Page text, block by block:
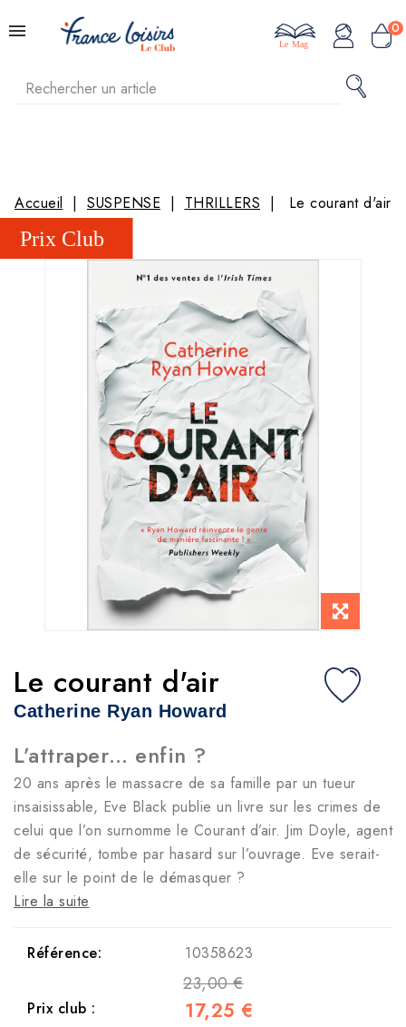
0
Le Mag
Accueil SUSPENSE THRILLERS Le courant d'air
Le courant d'air
Catherine Ryan Howard
L’attraper… enfin ?
20 ans après le massacre de sa famille par un tueur
insaisissable, Eve Black publie un livre sur les crimes de
celui que l’on surnomme le Courant d’air. Jim Doyle, agent
de sécurité, tombe par hasard sur l’ouvrage. Eve serait-
elle sur le point de le démasquer ?
Lire la suite
Référence: 10358623
23,00 €
Prix club : 17,25 €